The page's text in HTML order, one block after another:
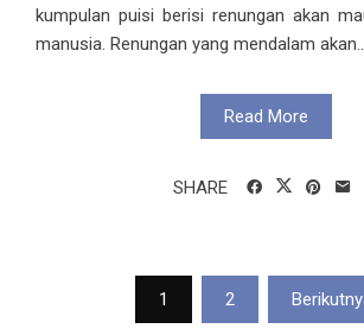
kumpulan puisi berisi renungan akan
manusia. Renungan yang mendalam
Read More
SHARE
1 2